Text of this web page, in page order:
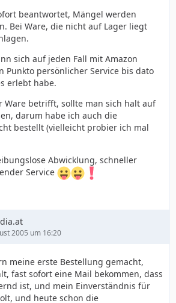
beantwortet, Mängel werden
Bei Ware, die nicht auf Lager liegt
sich auf jeden Fall mit Amazon
Punkto persönlicher Service bis dato
erlebt habe.
Ware betrifft, sollte man sich halt auf
darum habe ich auch die
bestellt (vielleicht probier ich mal
Abwicklung, schneller
Service
2005 um 16:20
meine erste Bestellung gemacht,
fast sofort eine Mail bekommen, dass
ist, und mein Einverständnis für
und heute schon die